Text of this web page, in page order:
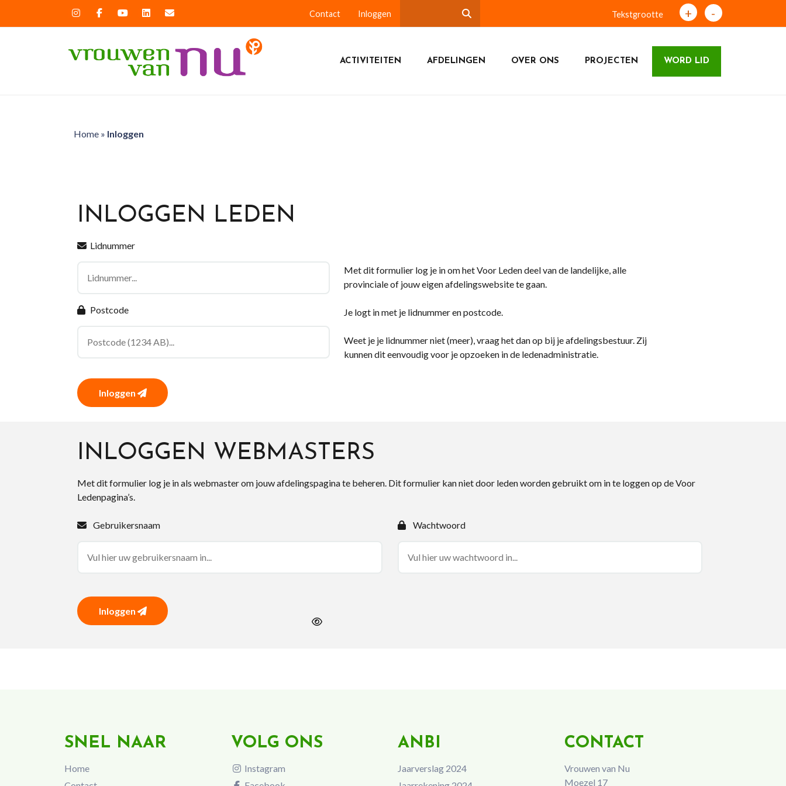
Contact Inloggen Tekstgrootte + -
ACTIVITEITEN AFDELINGEN OVER ONS PROJECTEN WORD LID
Home» Inloggen
INLOGGEN LEDEN
Lidnummer
Postcode
Inloggen
Met dit formulier log je in om het Voor Leden deel van de landelijke, alle
provinciale of jouw eigen afdelingswebsite te gaan.
Je logt in met je lidnummer en postcode.
Weet je je lidnummer niet (meer), vraag het dan op bij je afdelingsbestuur. Zij
kunnen dit eenvoudig voor je opzoeken in de ledenadministratie.
INLOGGEN WEBMASTERS
Met dit formulier log je in als webmaster om jouw afdelingspagina te beheren. Dit formulier kan niet door leden worden gebruikt om in te loggen op de Voor
Ledenpagina’s.
Gebruikersnaam Wachtwoord
Inloggen
SNEL NAAR
Home
VOLG ONS
Instagram
ANBI
Jaarverslag 2024
CONTACT
Vrouwen van Nu
Moezel 17